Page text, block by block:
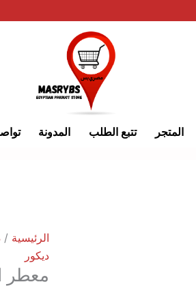
المتجر تتبع الطلب المدونة
الرئيسية /
ديكور
معطر
الأخضر